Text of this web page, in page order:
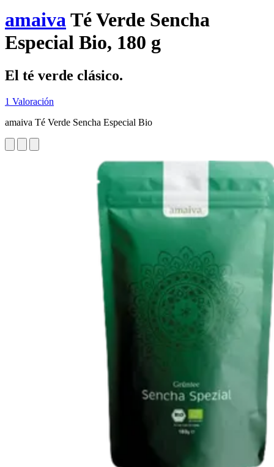
amaivaTé Verde Sencha
Especial Bio, 180 g
El té verde clásico.
1 Valoración
amaiva Té Verde Sencha Especial Bio